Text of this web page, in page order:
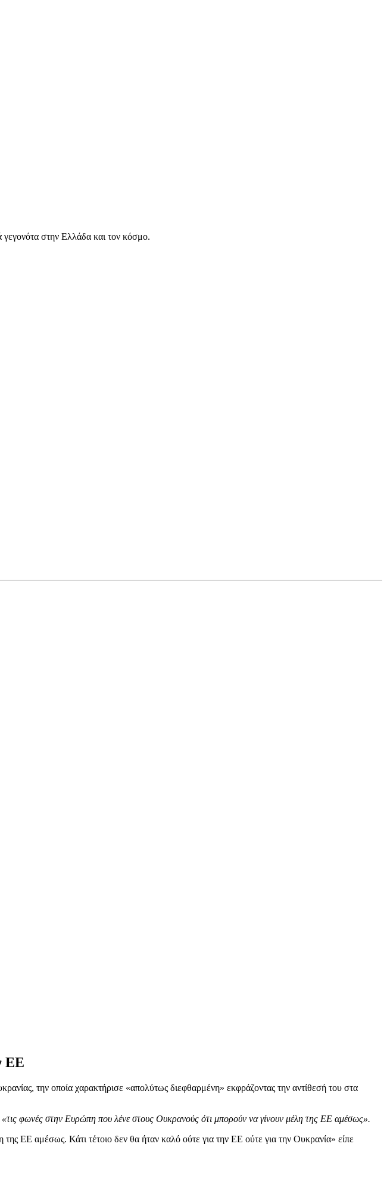
γεγονότα στην Ελλάδα και τον κόσμο.
ΕΕ
την οποία χαρακτήρισε «απολύτως διεφθαρμένη» εκφράζοντας την αντίθεσή του στα
«τις φωνές στην Ευρώπη που λένε στους Ουκρανούς ότι μπορούν να γίνουν μέλη της ΕΕ αμέσως».
ΕΕ αμέσως. Κάτι τέτοιο δεν θα ήταν καλό ούτε για την ΕΕ ούτε για την Ουκρανία» είπε